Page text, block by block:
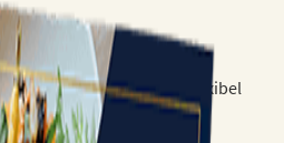
den Gutschein 3 Jahre flexibel